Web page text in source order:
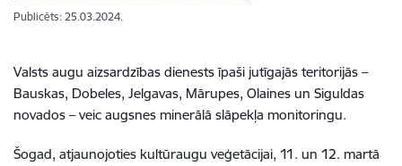
Publicēts: 25.03.2024.
Valsts augu aizsardzības dienests īpaši jutīgajās teritorijās –
Bauskas, Dobeles, Jelgavas, Mārupes, Olaines un Siguldas
novados – veic augsnes minerālā slāpekļa monitoringu.
Šogad, atjaunojoties kultūraugu veģetācijai, 11. un 12. martā